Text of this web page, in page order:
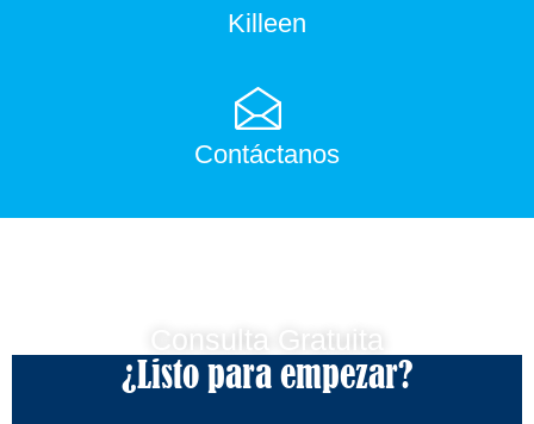
Killeen
Contáctanos
Consulta Gratuita
¿Listo para empezar?